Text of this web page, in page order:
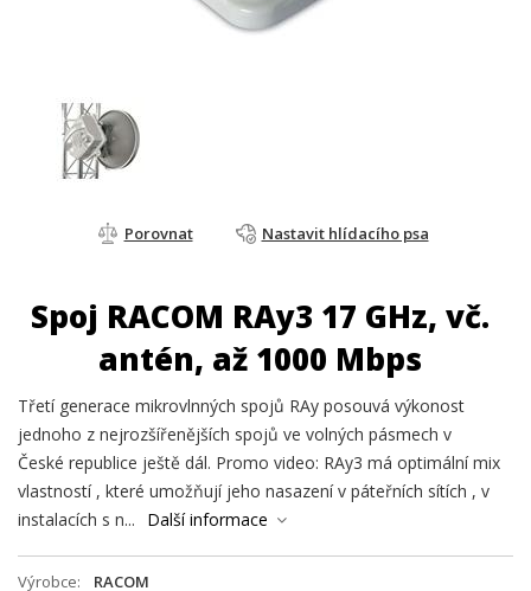
Porovnat Nastavit hlídacího psa
Spoj RACOM RAy3 17 GHz, vč.
antén, až 1000 Mbps
Třetí generace mikrovlnných spojů RAy posouvá výkonost
jednoho z nejrozšířenějších spojů ve volných pásmech v
České republice ještě dál. Promo video: RAy3 má optimální mix
vlastností , které umožňují jeho nasazení v páteřních sítích , v
instalacích s n...
Další informace
Výrobce
RACOM